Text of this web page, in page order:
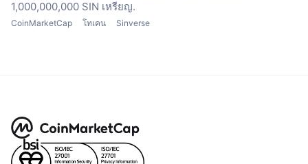
1,000,000,000 SIN เหรียญ.
CoinMarketCap โทเคน Sinverse